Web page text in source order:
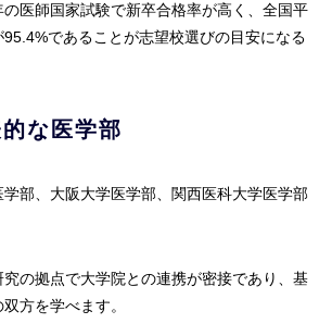
医師国家試験で新卒合格率が高く、全国平
であることが志望校選びの目安になる
な医学部
部、大阪大学医学部、関西医科大学医学部
の拠点で大学院との連携が密接であり、基
方を学べます。